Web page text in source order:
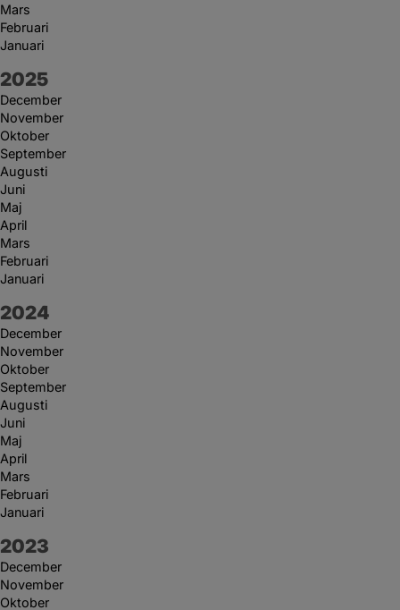
Mars
Februari
Januari
År:
2025
December
November
Oktober
September
Augusti
Juni
Maj
April
Mars
Februari
Januari
År:
2024
December
November
Oktober
September
Augusti
Juni
Maj
April
Mars
Februari
Januari
År:
2023
December
November
Oktober